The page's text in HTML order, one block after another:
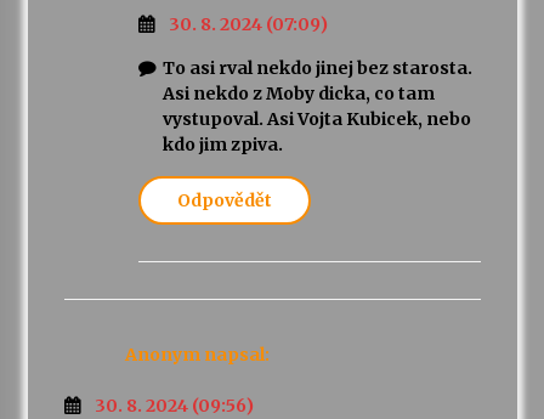
30. 8. 2024 (07:09)
To asi rval nekdo jinej bez starosta.
Asi nekdo z Moby dicka, co tam
vystupoval. Asi Vojta Kubicek, nebo
kdo jim zpiva.
Odpovědět
Anonym napsal:
30. 8. 2024 (09:56)